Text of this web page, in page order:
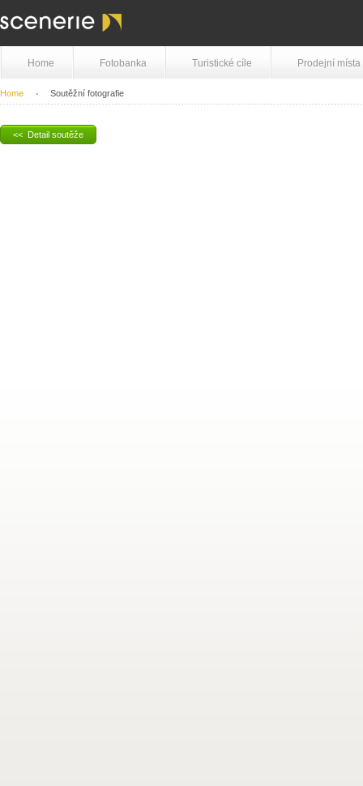
Home Fotobanka Turistické cíle Prodejní místa
Home Soutěžní fotografie
<< Detail soutěže